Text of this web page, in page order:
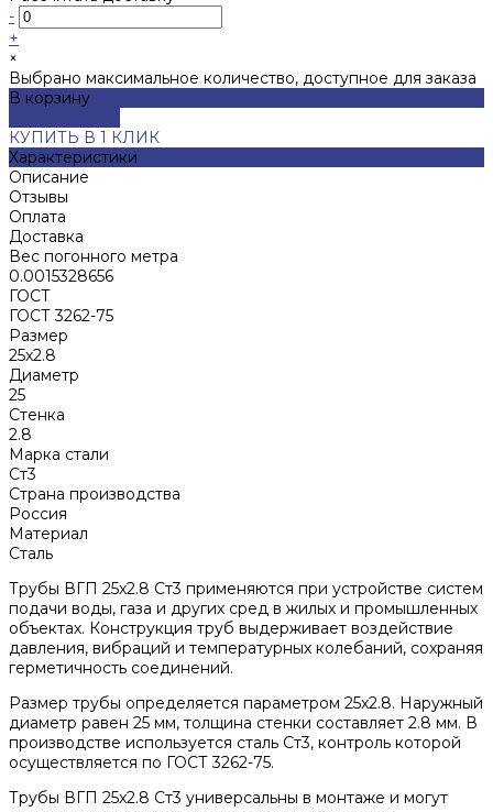
-
+
×
Выбрано максимальное количество, доступное для заказа
В корзину
КУПИТЬ В 1 КЛИК
Характеристики
Описание
Отзывы
Оплата
Доставка
Вес погонного метра
0.0015328656
ГОСТ
ГОСТ 3262-75
Размер
25x2.8
Диаметр
25
Стенка
2.8
Марка стали
Ст3
Страна производства
Россия
Материал
Сталь
Трубы ВГП 25x2.8 Ст3 применяются при устройстве систем
подачи воды, газа и других сред в жилых и промышленных
объектах. Конструкция труб выдерживает воздействие
давления, вибраций и температурных колебаний, сохраняя
герметичность соединений.
Размер трубы определяется параметром 25x2.8. Наружный
диаметр равен 25 мм, толщина стенки составляет 2.8 мм. В
производстве используется сталь Ст3, контроль которой
осуществляется по ГОСТ 3262-75.
Трубы ВГП 25x2.8 Ст3 универсальны в монтаже и могут